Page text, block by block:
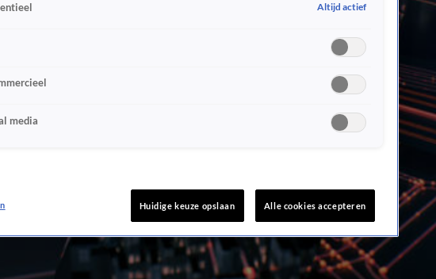
Altijd actief
media
Huidige keuze opslaan Alle cookies accepteren